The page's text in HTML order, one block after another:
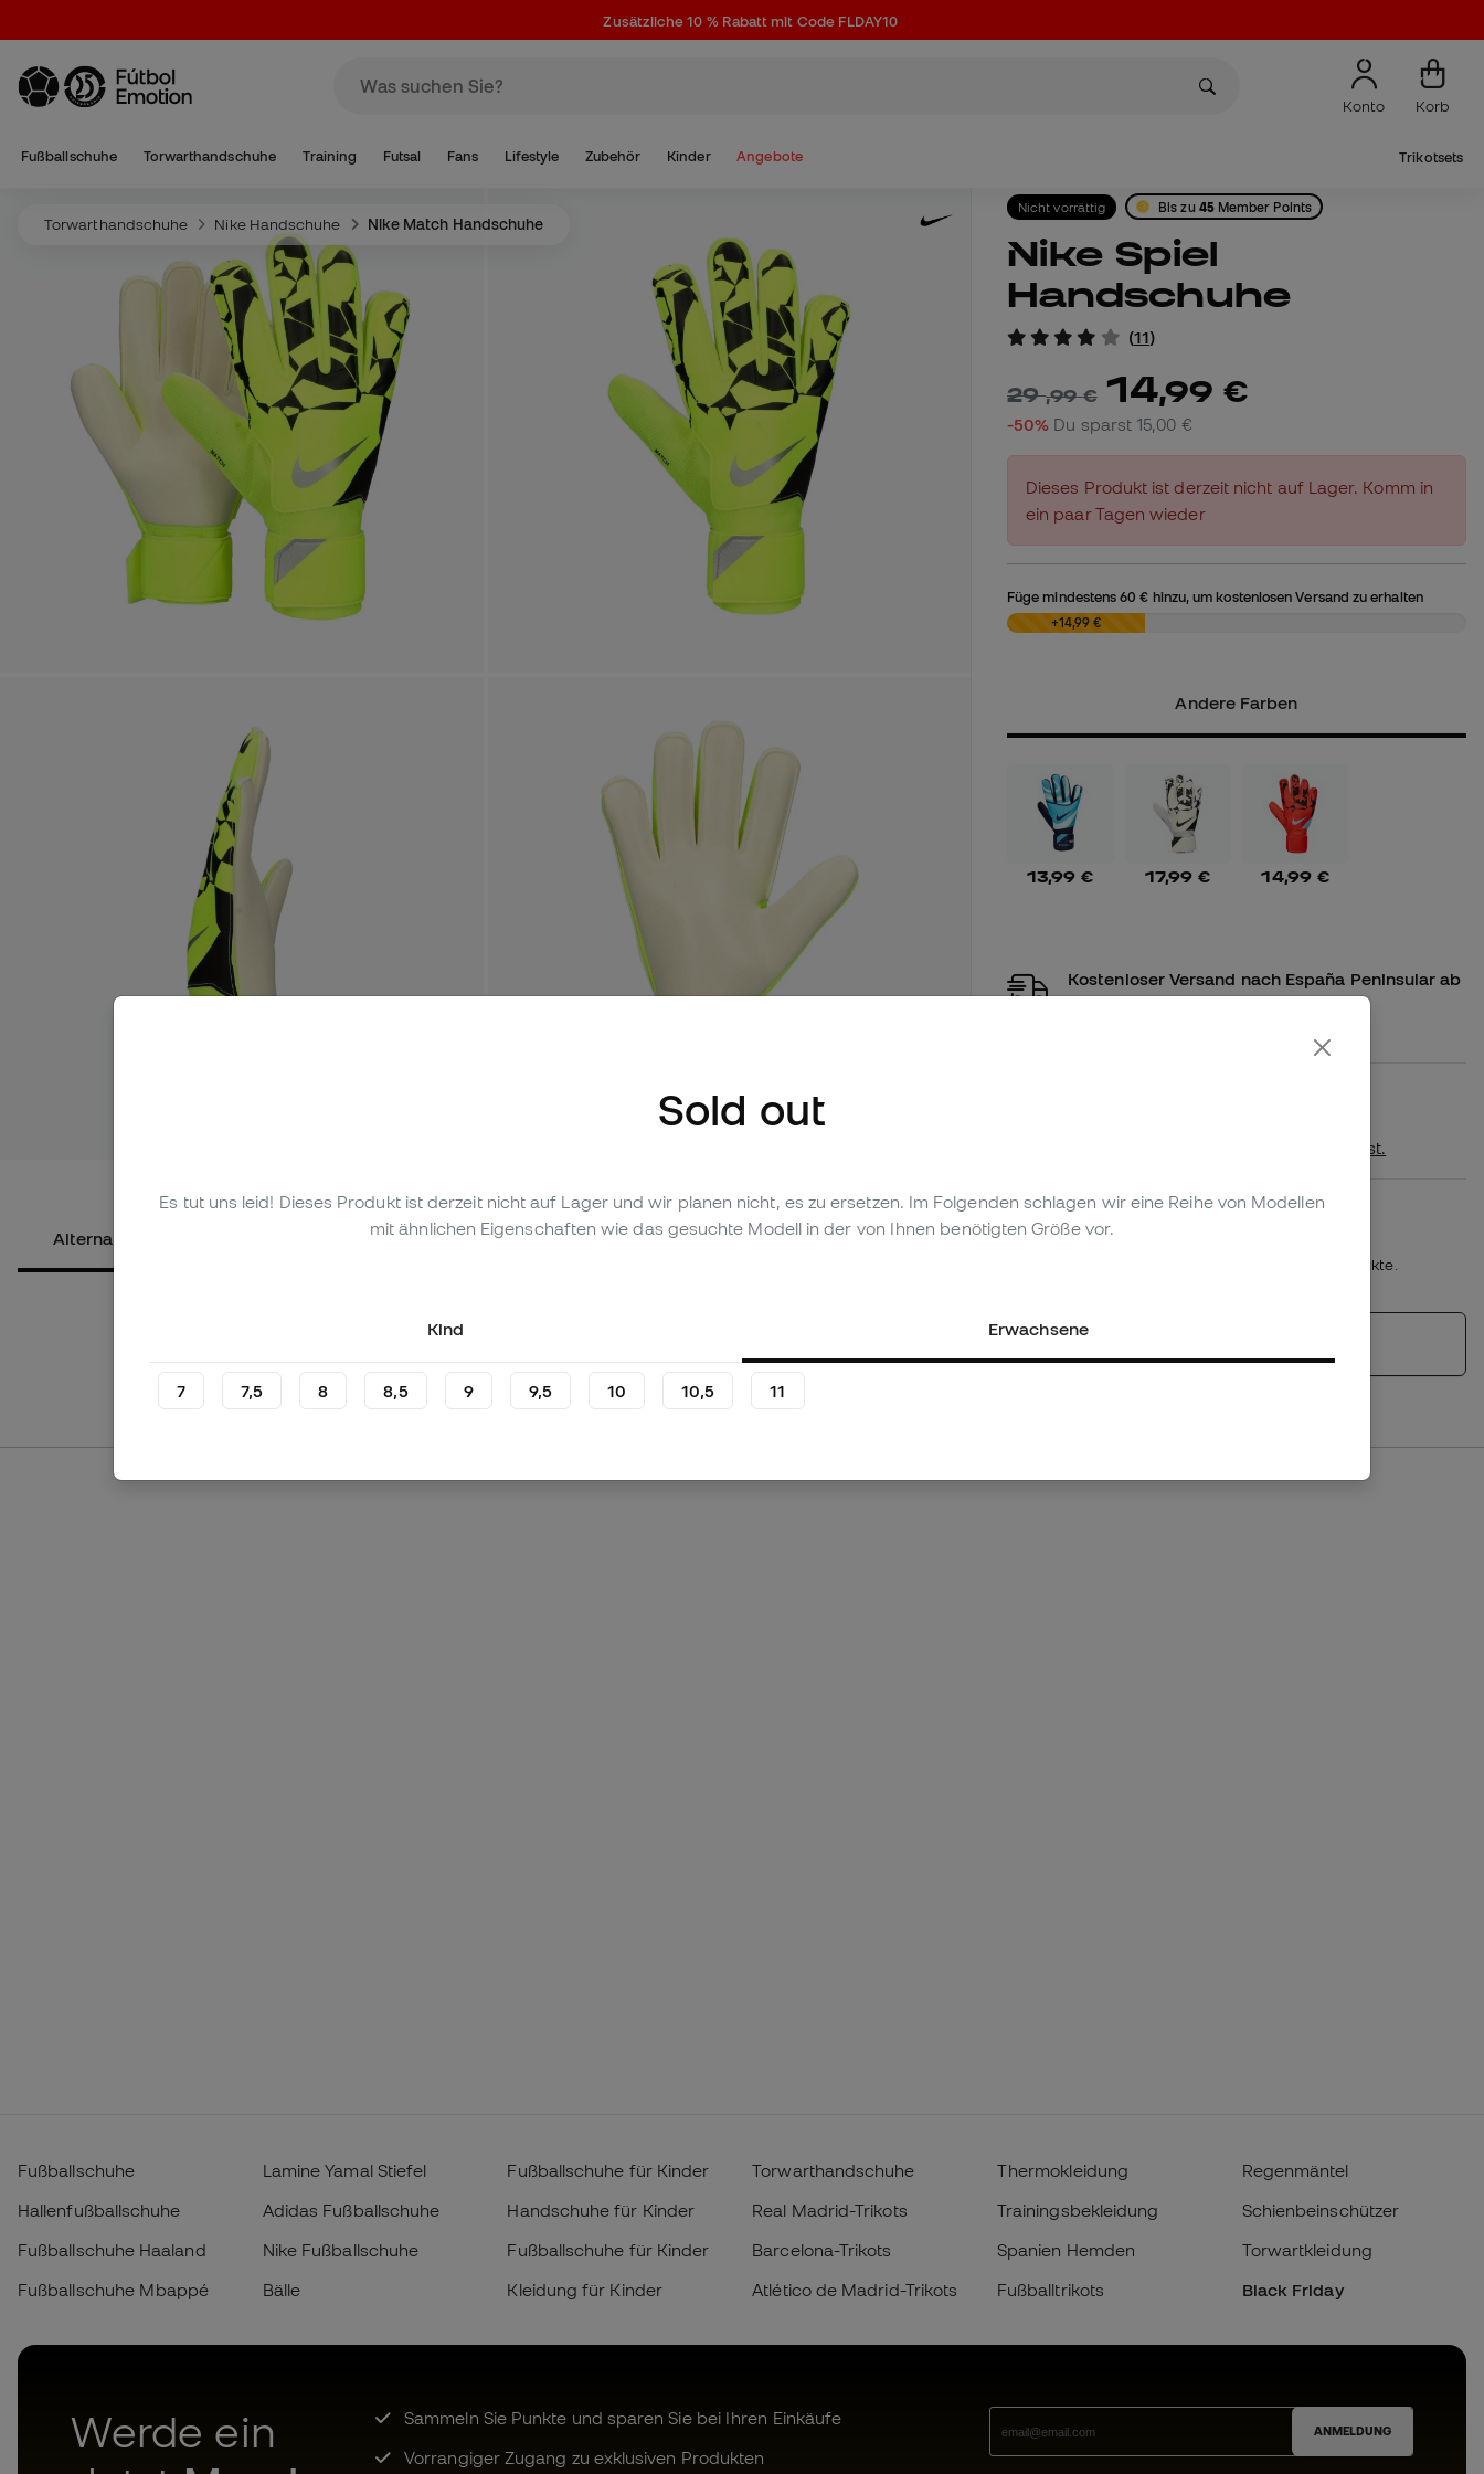
Zusätzliche 10 % Rabatt mit Code FLDAY10
Konto Korb
Fußballschuhe Torwarthandschuhe Training Futsal Fans Lifestyle Zubehör Kinder Angebote Trikotsets
Torwarthandschuhe Nike Handschuhe Nike Match Handschuhe
Alternative Produkte Über das Produkt Persönliche Bewertung (11) Vergleichstabelle
Nicht vorrättig Bis zu 45Member Points
Nike Spiel
Handschuhe
(11)
29,99 € 14,99 €
-50% Du sparst 15,00 €
Dieses Produkt ist derzeit nicht auf Lager. Komm in
ein paar Tagen wieder
Füge mindestens60 € hinzu, um kostenlosen Versand zu erhalten
0,00 € +14,99 €
Andere Farben
13,99 € 17,99 € 14,99 €
Kostenloser Versand nach España Peninsular ab
nächstgelegenen Geschäft erhältlich ist.
Plazo de devolución/cambio: 30 días
Rückgaberecht
*Nicht anwendbar auf personalisierte Produkte.
Fußballschuhe
Hallenfußballschuhe
Fußballschuhe Haaland
Fußballschuhe Mbappé
Lamine Yamal Stiefel
Adidas Fußballschuhe
Nike Fußballschuhe
Bälle
Fußballschuhe für Kinder
Handschuhe für Kinder
Fußballschuhe für Kinder
Kleidung für Kinder
Torwarthandschuhe
Real Madrid-Trikots
Barcelona-Trikots
Atlético de Madrid-Trikots
Thermokleidung
Trainingsbekleidung
Spanien Hemden
Fußballtrikots
Regenmäntel
Schienbeinschützer
Torwartkleidung
Black Friday
Werde ein
Sammeln Sie Punkte und sparen Sie bei Ihren Einkäufe
Vorrangiger Zugang zu exklusiven Produkten
ANMELDUNG
Sold out
Es tut uns leid! Dieses Produkt ist derzeit nicht auf Lager und wir planen nicht, es zu ersetzen. Im Folgenden schlagen wir eine Reihe von Modellen
mit ähnlichen Eigenschaften wie das gesuchte Modell in der von Ihnen benötigten Größe vor.
Kind Erwachsene
7 7,5 8 8,5 9 9,5 10 10,5 11